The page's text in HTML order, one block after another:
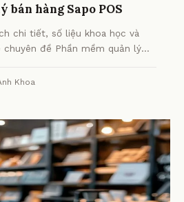
bán hàng Sapo POS
chi tiết, số liệu khoa học và
đề Phần mềm quản lý
Khoa